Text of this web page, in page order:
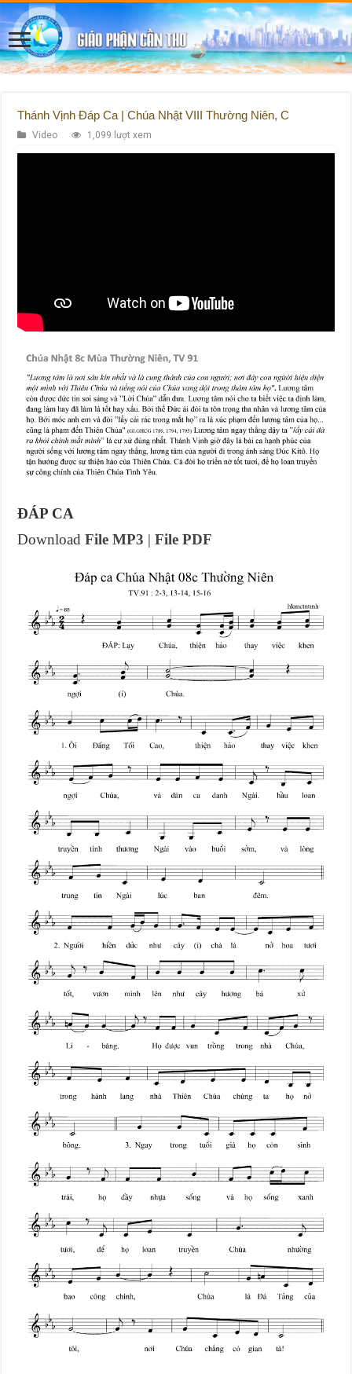
Thánh Vịnh Đáp Ca | Chúa Nhật VIII Thường Niên, C
Video 1,099 lượt xem
ĐÁP CA
DownloadFile MP3 | File PDF